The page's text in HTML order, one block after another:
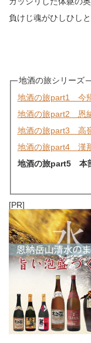
負けじ魂がひしひしと
地酒の旅シリーズ
地酒の旅part1 今
地酒の旅part2 恩
地酒の旅part3 高
地酒の旅part4 漢
地酒の旅part5 本
[PR]